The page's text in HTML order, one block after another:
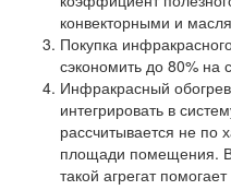
конвекторными и
Покупка
сэкономить до 80% на
Инфракрасный
интегрировать в
рассчитывается не по
площади помещения. В
такой агрегат